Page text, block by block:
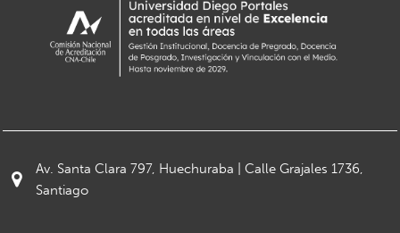
Av. Santa Clara 797, Huechuraba | Calle Grajales 1736,
Santiago